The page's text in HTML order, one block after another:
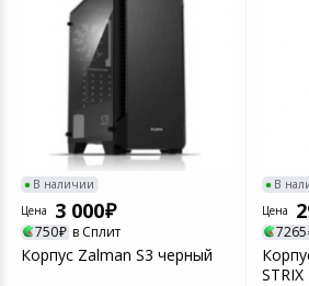
В наличии
Цена
3 000
750 в Сплит
Корпус Zalman S3 черный
В
Цена
7265
Системы безопасности
Системы видеонаблюдения
Уцененные товары